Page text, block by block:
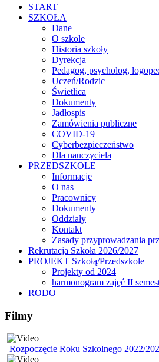
START
SZKOŁA
Dane
O szkole
Historia szkoły
Dyrekcja
Pedagog, psycholog,
Uczeń/Rodzic
Świetlica
Dokumenty
Jadłospis
Zamówienia publiczne
COVID-19
Cyberbezpieczeństwo
Dla nauczyciela
PRZEDSZKOLE
Informacje
O nas
Pracownicy
Dokumenty
Oddziały
Kontakt
Zasady przyprowadzania
Rekrutacja Szkoła 2026/2027
PROJEKT Szkołą/Przedszkole
Projekty od 2024
harmonogram zajęć II
RODO
Filmy
Rozpoczęcie Roku Szkolnego 2022/